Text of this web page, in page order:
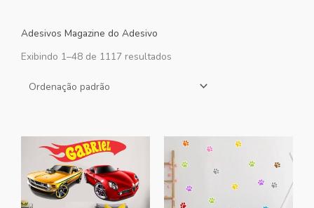
Adesivos Magazine do Adesivo
Exibindo 1–48 de 1117 resultados